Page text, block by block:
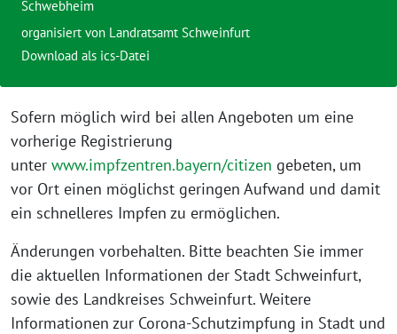
Sofern möglich wird bei allen Angeboten um eine
vorherige Registrierung
unter www.impfzentren.bayern/citizen gebeten, um
vor Ort einen möglichst geringen Aufwand und damit
ein schnelleres Impfen zu ermöglichen.
Änderungen vorbehalten. Bitte beachten Sie immer
die aktuellen Informationen der Stadt Schweinfurt,
sowie des Landkreises Schweinfurt. Weitere
Informationen zur Corona-Schutzimpfung in Stadt und
Schwebheim
organisiert von Landratsamt Schweinfurt
Download als ics-Datei